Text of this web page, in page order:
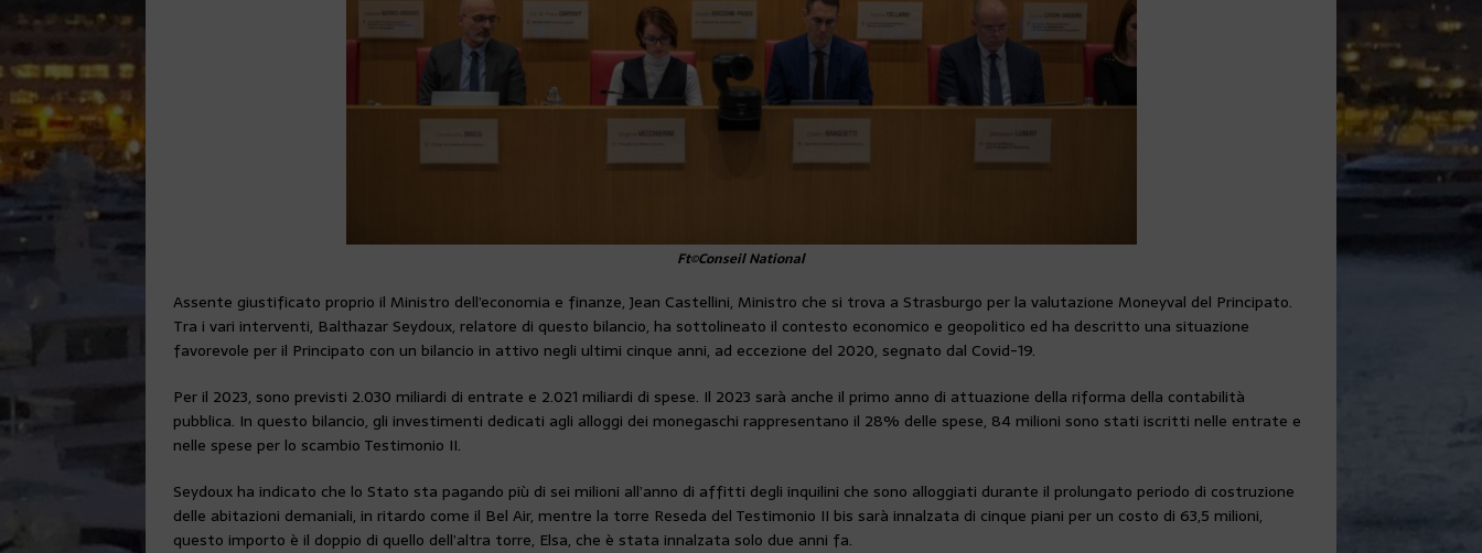
Ft©Conseil National
Assente giustificato proprio il Ministro dell’economia e finanze, Jean Castellini, Ministro che si trova a Strasburgo per la valutazione Moneyval del Principato.
Tra i vari interventi, Balthazar Seydoux, relatore di questo bilancio, ha sottolineato il contesto economico e geopolitico ed ha descritto una situazione
favorevole per il Principato con un bilancio in attivo negli ultimi cinque anni, ad eccezione del 2020, segnato dal Covid-19.
Per il 2023, sono previsti 2.030 miliardi di entrate e 2.021 miliardi di spese. Il 2023 sarà anche il primo anno di attuazione della riforma della contabilità
pubblica. In questo bilancio, gli investimenti dedicati agli alloggi dei monegaschi rappresentano il 28% delle spese, 84 milioni sono stati iscritti nelle entrate e
nelle spese per lo scambio Testimonio II.
Seydoux ha indicato che lo Stato sta pagando più di sei milioni all’anno di affitti degli inquilini che sono alloggiati durante il prolungato periodo di costruzione
delle abitazioni demaniali, in ritardo come il Bel Air, mentre la torre Reseda del Testimonio II bis sarà innalzata di cinque piani per un costo di 63,5 milioni,
questo importo è il doppio di quello dell’altra torre, Elsa, che è stata innalzata solo due anni fa.